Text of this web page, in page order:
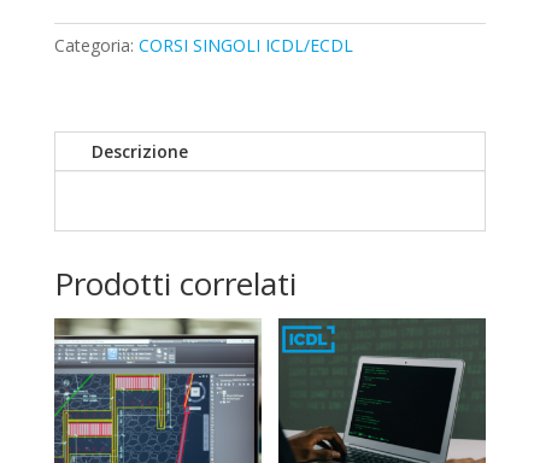
Livello
ICDL
quantità
Categoria: CORSI SINGOLI ICDL/ECDL
Descrizione
Prodotti correlati